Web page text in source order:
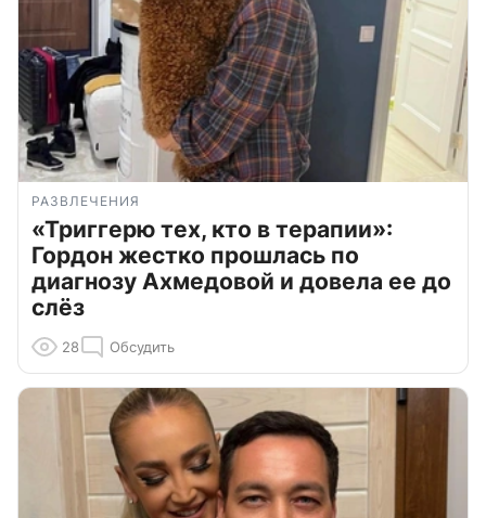
РАЗВЛЕЧЕНИЯ
«Триггерю тех, кто в терапии»:
Гордон жестко прошлась по
диагнозу Ахмедовой и довела ее до
слёз
28 Обсудить